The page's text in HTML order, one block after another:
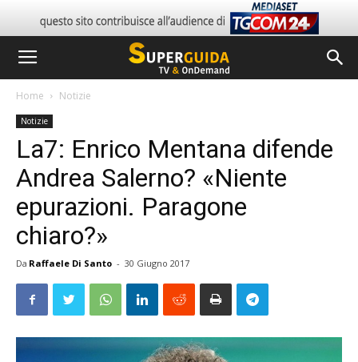
Home Notizie
Notizie
La7: Enrico Mentana difende
Andrea Salerno? «Niente
epurazioni. Paragone
chiaro?»
Da Raffaele Di Santo - 30 Giugno 2017